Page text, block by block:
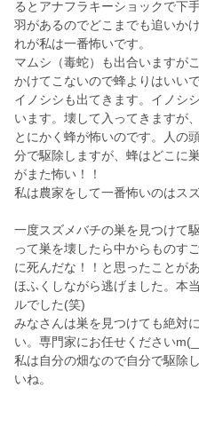
るとアナフラキーショックで下
羽があるのでどこまでも追いか
れが私は一番怖いです。
マムシ（毒蛇）も出合いますが
かけてこないので蜂よりはいいで
イノシシも出てきます。イノシ
います。壊して入ってきますが
とにかく蜂が怖いのです。人の
分で駆除しますが、蜂はどこに
がまた怖い！！
私は農家をして一番怖いのはス
一度スズメバチの巣を見つけて
って巣を壊したら中からものす
に死んだな！！と思ったことが
ほふくしながら逃げました。本
ルでした(笑)
みなさんは巣を見つけても絶対
い。専門家にお任せください
私は自分の畑なので自分で駆除
いね。